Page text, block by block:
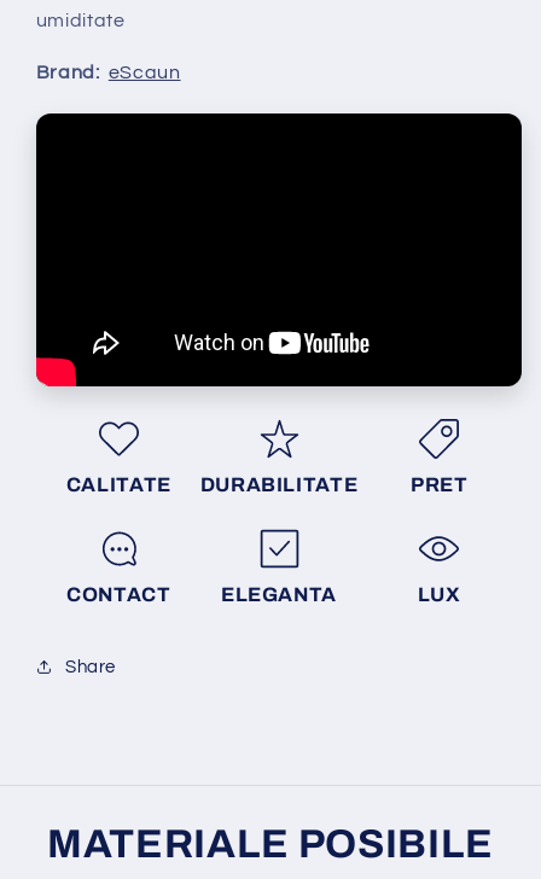
umiditate
Brand: eScaun
CALITATE DURABILITATE PRET
CONTACT ELEGANTA LUX
Share
MATERIALE POSIBILE